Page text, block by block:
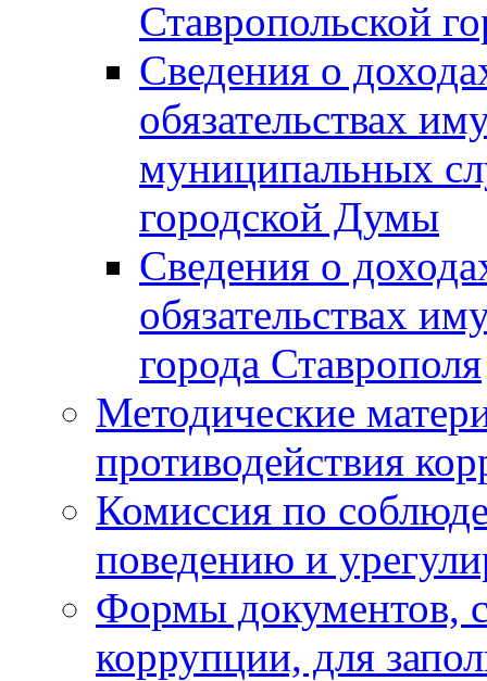
Ставропольской
Сведения о
обязательствах
муниципальных
городской Думы
Сведения о
обязательствах
города Ставрополя
Методические
противодействия
Комиссия по
поведению и
Формы документов,
коррупции, для